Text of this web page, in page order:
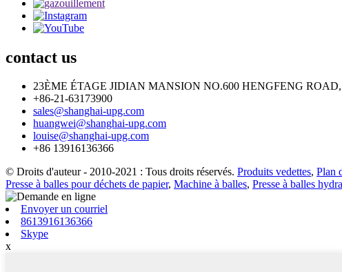
contact us
23ÈME ÉTAGE JIDIAN MANSION NO.600 HENGFENG
+86-21-63173900
sales@shanghai-upg.com
huangwei@shanghai-upg.com
louise@shanghai-upg.com
+86 13916136366
© Droits d'auteur - 2010-2021 : Tous droits réservés. Produits vedettes, Plan
Presse à balles pour déchets de papier, Machine à balles, Presse à balles
Envoyer un courriel
8613916136366
Skype
x